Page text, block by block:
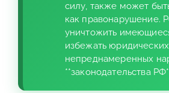
силу, также может
как правонарушение.
уничтожить
избежать
непреднамеренных
**законодательства